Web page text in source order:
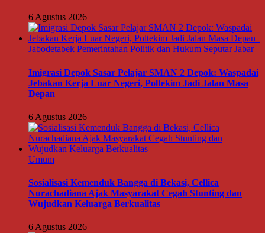
6 Agustus 2026
Jabodetabek Pemerintahan Politik dan Hukum Seputar Jabar
Imigrasi Depok Sasar Pelajar SMAN 2 Depok: Waspadai
Jebakan Kerja Luar Negeri, Poltekim Jadi Jalan Masa
Depan
6 Agustus 2026
Umum
Sosialisasi Kemenduk Bangga di Bekasi, Cellica
Nurachadiana Ajak Masyarakat Cegah Stunting dan
Wujudkan Keluarga Berkualitas
6 Agustus 2026